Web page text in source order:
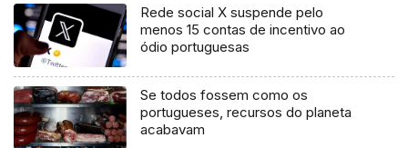
Rede social X suspende pelo
menos 15 contas de incentivo ao
ódio portuguesas
Se todos fossem como os
portugueses, recursos do planeta
acabavam